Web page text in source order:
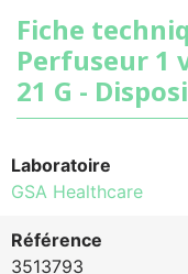
Fiche
Perfuseur 1
21 G -
Laboratoire
GSA Healthcare
Référence
3513793